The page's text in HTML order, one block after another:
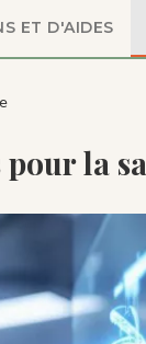
ET D'AIDES
la